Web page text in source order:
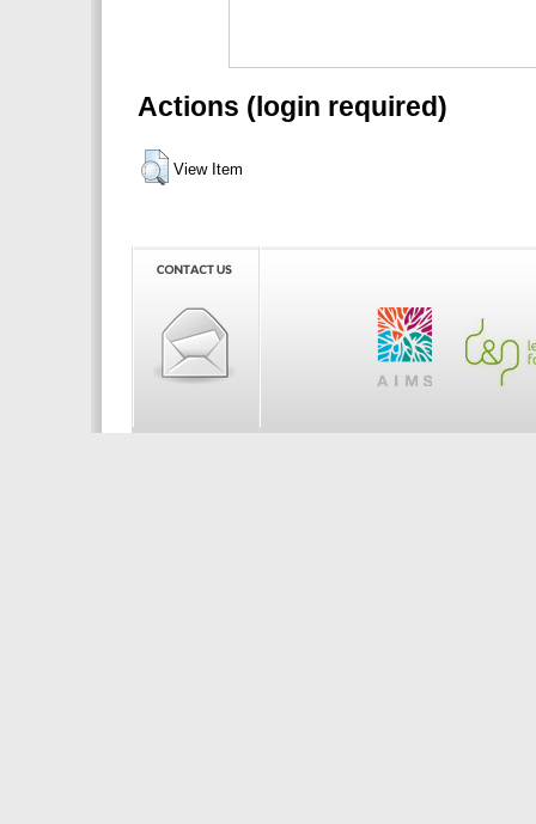
Actions (login required)
View Item